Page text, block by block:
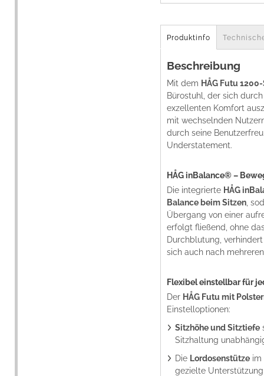
Produktinfo
Beschreibung
Mit dem HÅG Futu
Bürostuhl, der sich
exzellenten Komfort
mit wechselnden
durch seine
Understatement.
HÅG inBalance® –
Die integrierte HÅG
Balance beim Sitzen ,
Übergang von einer
erfolgt fließend, ohne
Durchblutung,
sich auch nach
Flexibel einstellbar für
Der HÅG Futu mit
Einstelloptionen:
Sitzhöhe und Sitztiefe
Sitzhaltung
Die Lordosenstütze im
gezielte